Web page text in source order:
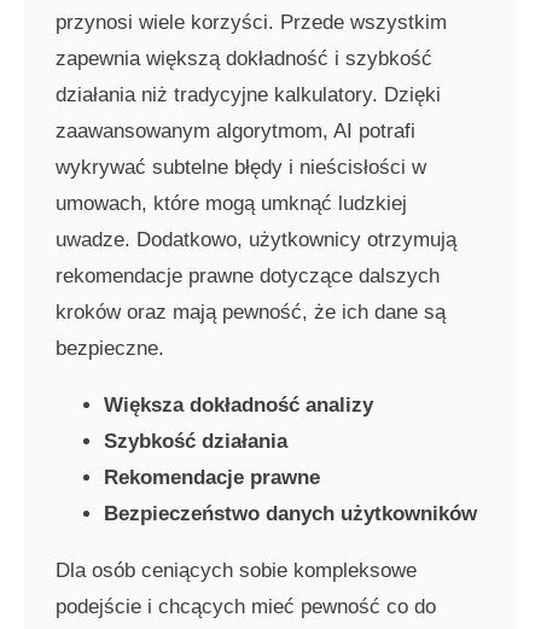
przynosi wiele korzyści. Przede wszystkim
zapewnia większą dokładność i szybkość
działania niż tradycyjne kalkulatory. Dzięki
zaawansowanym algorytmom, AI potrafi
wykrywać subtelne błędy i nieścisłości w
umowach, które mogą umknąć ludzkiej
uwadze. Dodatkowo, użytkownicy otrzymują
rekomendacje prawne dotyczące dalszych
kroków oraz mają pewność, że ich dane są
bezpieczne.
Większa dokładność analizy
Szybkość działania
Rekomendacje prawne
Bezpieczeństwo danych użytkowników
Dla osób ceniących sobie kompleksowe
podejście i chcących mieć pewność co do